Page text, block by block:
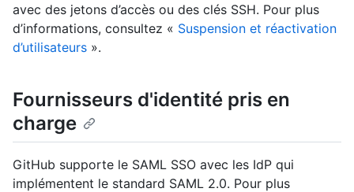
avec des jetons d’accès ou des clés SSH. Pour plus
d’informations, consultez « Suspension et réactivation
d’utilisateurs ».
Fournisseurs d'identité pris en
charge
GitHub supporte le SAML SSO avec les IdP qui
implémentent le standard SAML 2.0. Pour plus